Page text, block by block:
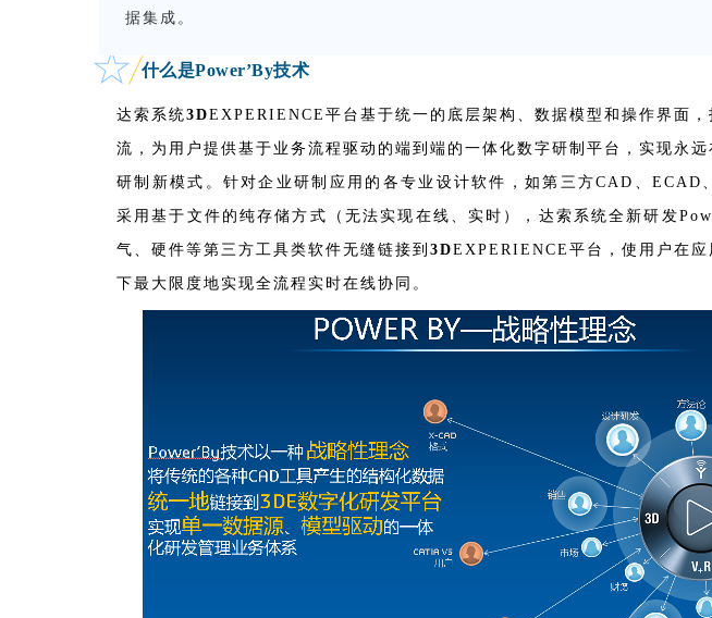
据集成。
★ 什么是Power’By技术
达索系统3DEXPERIENCE平台基于统一的底层架构、数据模型和操作界面
流，为用户提供基于业务流程驱动的端到端的一体化数字研制平台，实现永
研制新模式。针对企业研制应用的各专业设计软件，如第三方CAD、ECAD
采用基于文件的纯存储方式（无法实现在线、实时），达索系统全新研发
气、硬件等第三方工具类软件无缝链接到 3DEXPERIENCE平台，使用户在
下最大限度地实现全流程实时在线协同。